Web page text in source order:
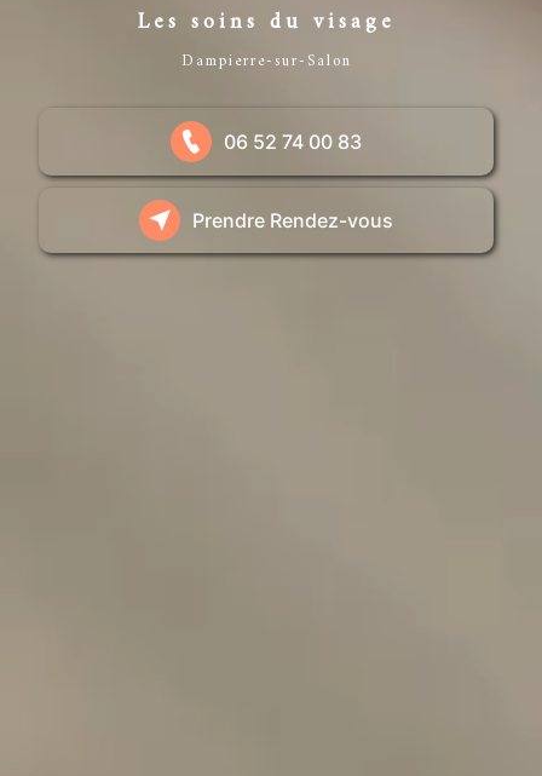
Les soins du visage
Dampierre-sur-Salon
06 52 74 00 83
Prendre Rendez-vous